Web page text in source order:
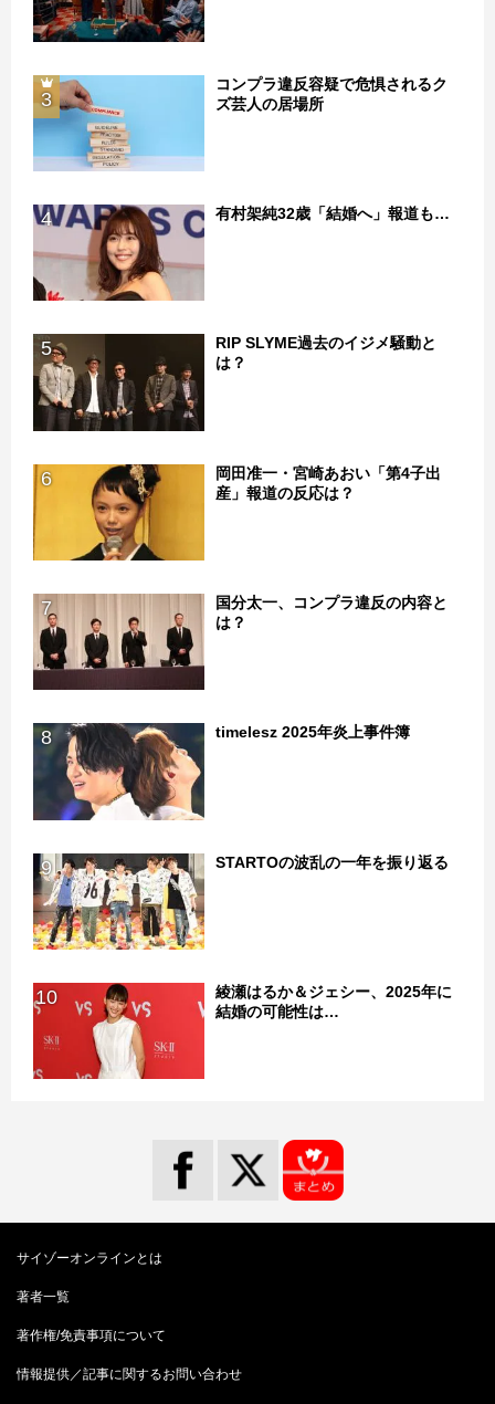
3
コンプラ違反容疑で危惧されるク
ズ芸人の居場所
4 有村架純32歳「結婚へ」報道も…
5
RIP SLYME過去のイジメ騒動と
は？
6
岡田准一・宮崎あおい「第4子出
産」報道の反応は？
7
国分太一、コンプラ違反の内容と
は？
8 timelesz 2025年炎上事件簿
9 STARTOの波乱の一年を振り返る
10
綾瀬はるか＆ジェシー、2025年に
結婚の可能性は…
サイゾーオンラインとは
著者一覧
著作権/免責事項について
情報提供／記事に関するお問い合わせ